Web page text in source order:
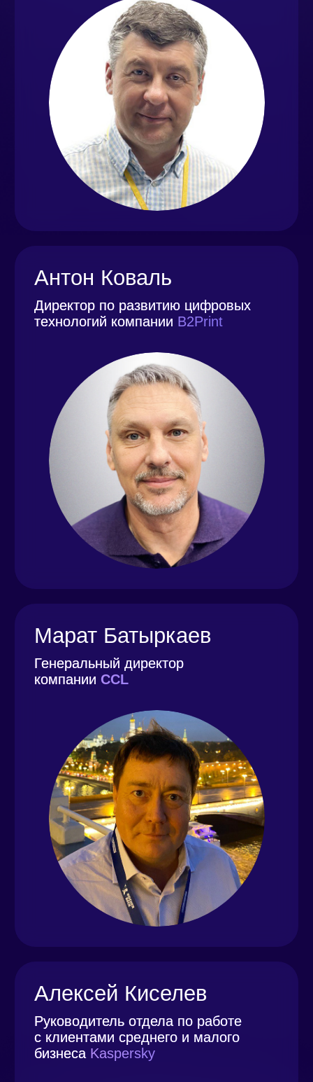
Азат Актаев
Иллюзионист
и эксперт в области
управления вниманием
ПРОГРАММА
ВЫСТУПЛЕНИЙ
НА КОНФЕРЕНЦИИ
9:00–10:00
10:00–10:15
10:50–11:20
11:25–12:00
12:05–12:40
Сбор гостей. Welcome
Приветственное слово организатора
конференции, основателя группы
компаний Artmark Ильгара Мамедова
Akoprint
«Решения по оборудованию в новую
Олег Свирин, руководитель технической
службы УФ продуктов компании Artmark
Скачать презентацию
Кофе-брейк
Георгий Головенкин, генеральный
директор SMG TECHNOLOGY
«Китайские цифровые решения для
печати и декорирования от SMG
TECHNOLOGY»Скачать презентацию
Обед
Антон Коваль, директор по развитию
«Новые технологии в печати
цифровой этикетки от компании
B2PRINT»Скачать презентацию